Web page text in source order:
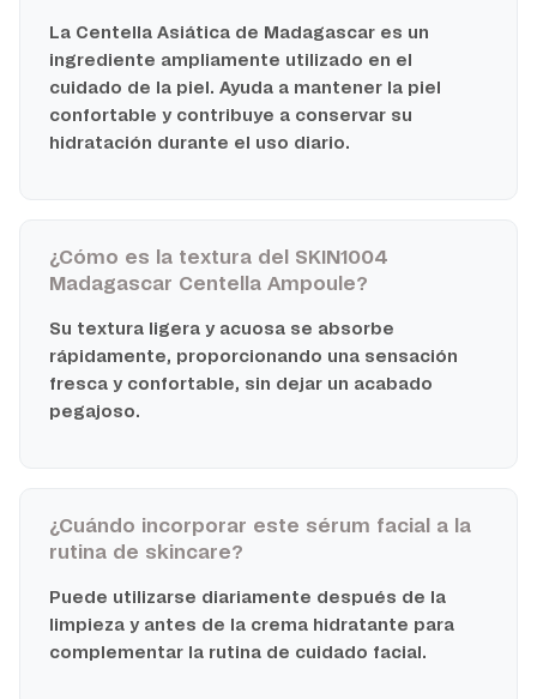
La Centella Asiática de Madagascar es un
ingrediente ampliamente utilizado en el
cuidado de la piel. Ayuda a mantener la piel
confortable y contribuye a conservar su
hidratación durante el uso diario.
¿Cómo es la textura del SKIN1004
Madagascar Centella Ampoule?
Su textura ligera y acuosa se absorbe
rápidamente, proporcionando una sensación
fresca y confortable, sin dejar un acabado
pegajoso.
¿Cuándo incorporar este sérum facial a la
rutina de skincare?
Puede utilizarse diariamente después de la
limpieza y antes de la crema hidratante para
complementar la rutina de cuidado facial.